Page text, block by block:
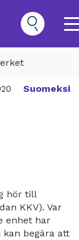
Suomeksi
hör till
KKV). Var
enhet har
begära att